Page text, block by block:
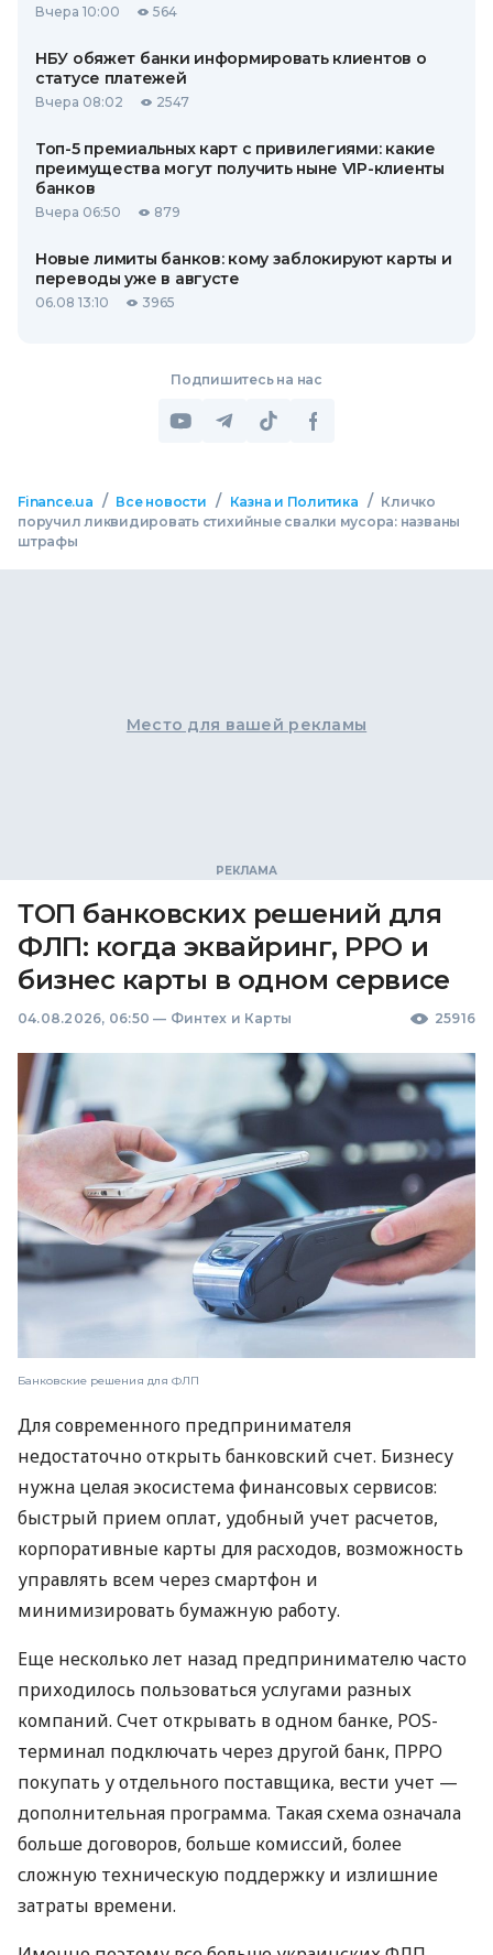
Вчера 10:00 564
НБУ обяжет банки информировать клиентов о
статусе платежей
Вчера 08:02 2547
Топ-5 премиальных карт с привилегиями: какие
преимущества могут получить ныне VIP-клиенты
банков
Вчера 06:50 879
Новые лимиты банков: кому заблокируют карты и
переводы уже в августе
06.08 13:10 3965
Подпишитесь на нас
Finance.ua / Все новости / Казна и Политика / Кличко
поручил ликвидировать стихийные свалки мусора: названы
штрафы
Место для вашей рекламы
ТОП банковских решений для
ФЛП: когда эквайринг, РРО и
бизнес карты в одном сервисе
04.08.2026, 06:50 — Финтех и Карты 25916
Банковские решения для ФЛП
Для современного предпринимателя
недостаточно открыть банковский счет. Бизнесу
нужна целая экосистема финансовых сервисов:
быстрый прием оплат, удобный учет расчетов,
корпоративные карты для расходов, возможность
управлять всем через смартфон и
минимизировать бумажную работу.
Еще несколько лет назад предпринимателю часто
приходилось пользоваться услугами разных
компаний. Счет открывать в одном банке, POS-
терминал подключать через другой банк, ПРРО
покупать у отдельного поставщика, вести учет —
дополнительная программа. Такая схема означала
больше договоров, больше комиссий, более
сложную техническую поддержку и излишние
затраты времени.